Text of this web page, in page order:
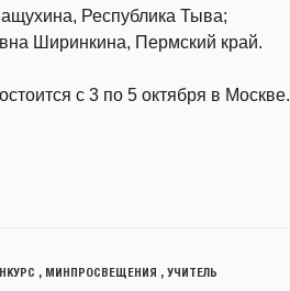
Республика Тыва;
Ширинкина, Пермский край.
с 3 по 5 октября в Москве.
МИНПРОСВЕЩЕНИЯ УЧИТЕЛЬ